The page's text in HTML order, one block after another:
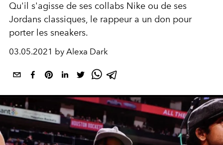
Qu'il s'agisse de ses collabs Nike ou de ses
Jordans classiques, le rappeur a un don pour
porter les sneakers.
03.05.2021 by Alexa Dark